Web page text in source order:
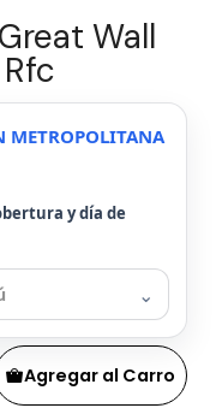
Wall
METROPOLITANA
y día de
⌄
Agregar al Carro